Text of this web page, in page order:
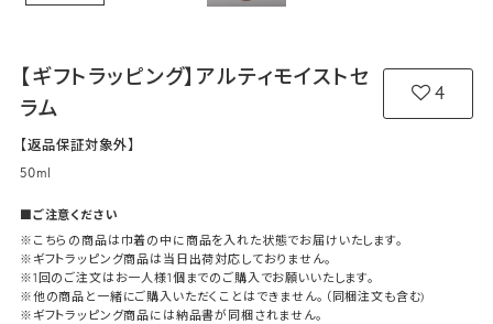
【ギフトラッピング】アルティモイストセ
ラム
4
【返品保証対象外】
50ml
■ご注意ください
※こちらの商品は巾着の中に商品を入れた状態でお届けいたします。
※ギフトラッピング商品は当日出荷対応しておりません。
※1回のご注文はお一人様1個までのご購入でお願いいたします。
※他の商品と一緒にご購入いただくことはできません。（同梱注文も含む)
※ギフトラッピング商品には納品書が同梱されません。